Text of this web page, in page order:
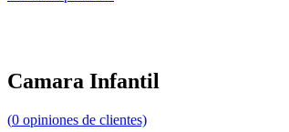
Camara Infantil
(0 opiniones de clientes)